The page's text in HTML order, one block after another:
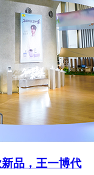
品，王一博代